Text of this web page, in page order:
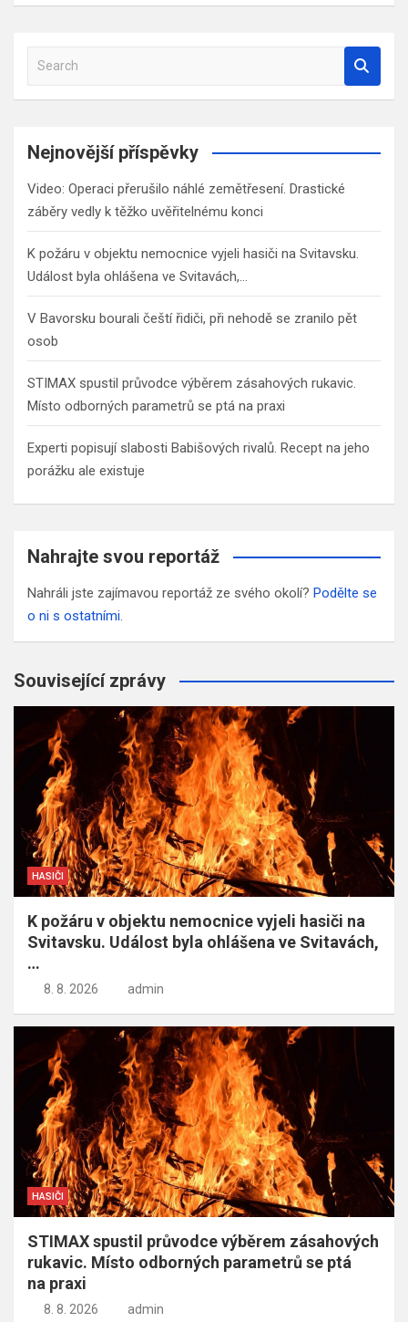
a
c
Nejnovější příspěvky
Video: Operaci přerušilo náhlé zemětřesení. Drastické
záběry vedly k těžko uvěřitelnému konci
K požáru v objektu nemocnice vyjeli hasiči na Svitavsku.
Událost byla ohlášena ve Svitavách,…
V Bavorsku bourali čeští řidiči, při nehodě se zranilo pět
osob
STIMAX spustil průvodce výběrem zásahových rukavic.
Místo odborných parametrů se ptá na praxi
Experti popisují slabosti Babišových rivalů. Recept na jeho
porážku ale existuje
Nahrajte svou reportáž
Nahráli jste zajímavou reportáž ze svého okolí? Podělte se
o ni s ostatními.
Související zprávy
HASIČI
K požáru v objektu nemocnice vyjeli hasiči na
Svitavsku. Událost byla ohlášena ve Svitavách,
…
8. 8. 2026 admin
HASIČI
STIMAX spustil průvodce výběrem zásahových
rukavic. Místo odborných parametrů se ptá
na praxi
8. 8. 2026 admin